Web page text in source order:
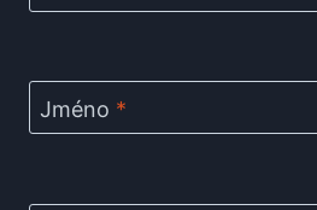
Jméno *